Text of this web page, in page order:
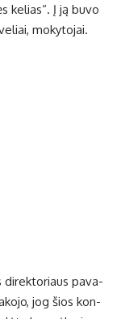
ke­lias“. Į ją bu­vo
mo­ky­to­jai.
di­rek­to­riaus pa­va­
jog šios kon­